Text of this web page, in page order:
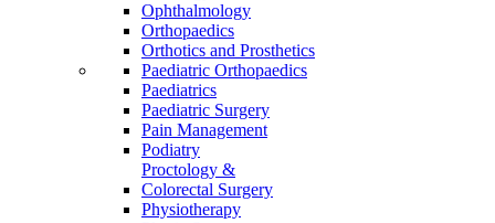
Ophthalmology
Orthopaedics
Orthotics and Prosthetics
Paediatric Orthopaedics
Paediatrics
Paediatric Surgery
Pain Management
Podiatry
Proctology &
Colorectal Surgery
Physiotherapy